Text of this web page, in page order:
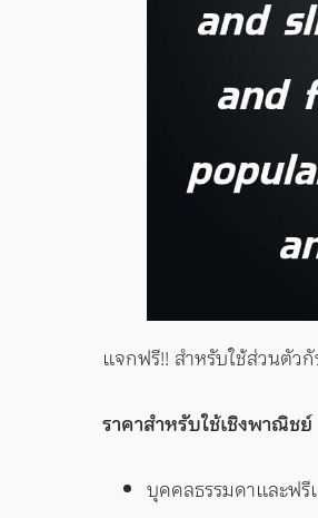
แจกฟรี!! สำหรับใช้ส่วนตัว
ราคาสำหรับใช้เชิงพาณิชย์
บุคคลธรรมดาและฟ